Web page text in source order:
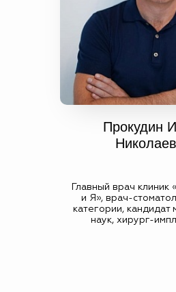
Прокудин
Главный врач клиник
и Я», врач-
категории, кандидат
наук, хирург-